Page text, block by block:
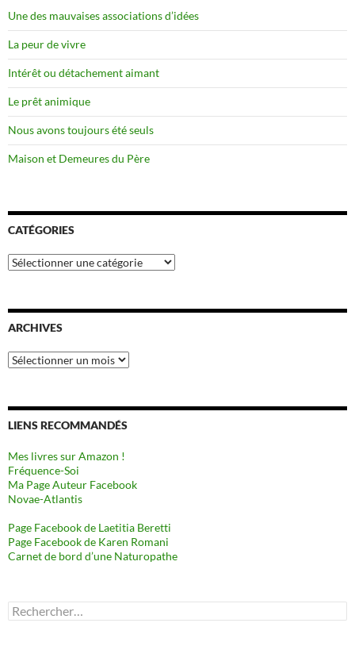
Une des mauvaises associations d’idées
La peur de vivre
Intérêt ou détachement aimant
Le prêt animique
Nous avons toujours été seuls
Maison et Demeures du Père
CATÉGORIES
Catégories
ARCHIVES
Archives
LIENS RECOMMANDÉS
Mes livres sur Amazon !
Fréquence-Soi
Ma Page Auteur Facebook
Novae-Atlantis
Page Facebook de Laetitia Beretti
Page Facebook de Karen Romani
Carnet de bord d’une Naturopathe
Rechercher :